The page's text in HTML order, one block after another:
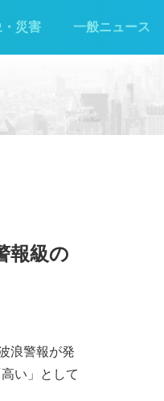
災害 一般ニュース
報級の
浪警報が発
い」として